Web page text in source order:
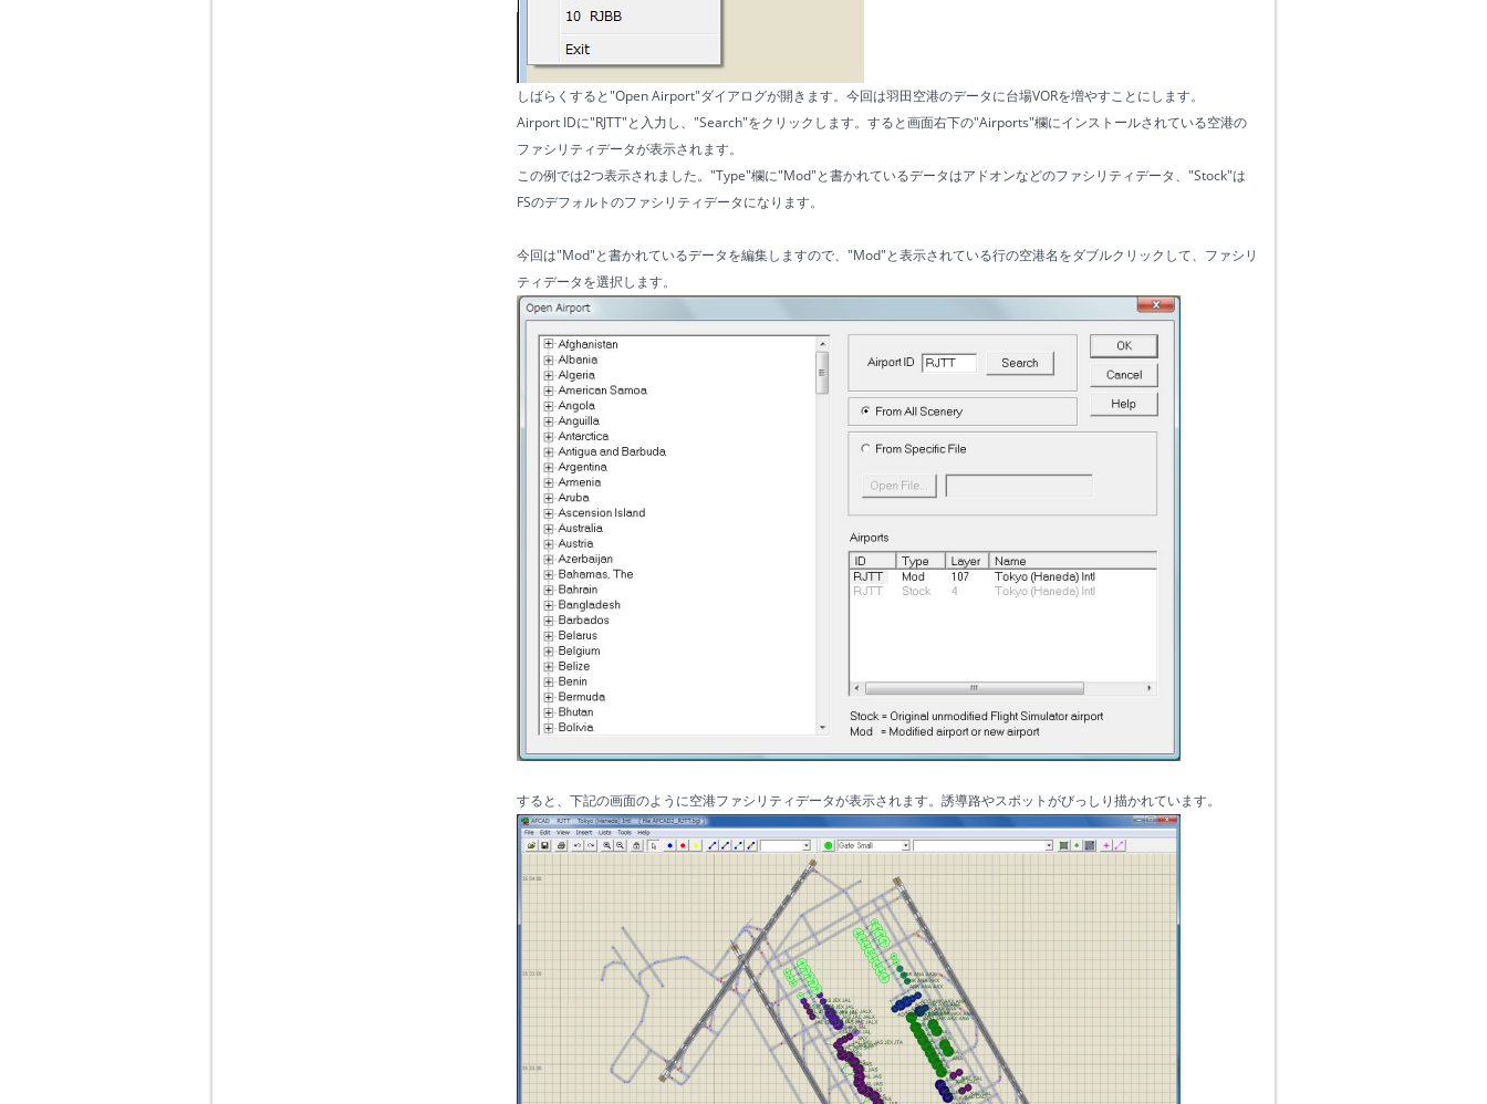
しばらくすると"Open Airport"ダイアログが開きます。今回は羽田空港のデータに台場VORを増やすことにします。
Airport IDに"RJTT"と入力し、"Search"をクリックします。すると画面右下の"Airports"欄にインストールされている空港の
ファシリティデータが表示されます。
この例では2つ表示されました。"Type"欄に"Mod"と書かれているデータはアドオンなどのファシリティデータ、"Stock"は
FSのデフォルトのファシリティデータになります。
今回は"Mod"と書かれているデータを編集しますので、"Mod"と表示されている行の空港名をダブルクリックして、ファシリ
ティデータを選択します。
すると、下記の画面のように空港ファシリティデータが表示されます。誘導路やスポットがびっしり描かれています。